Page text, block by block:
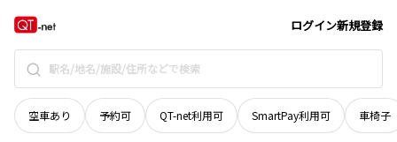
ログイン新規登録
空車あり 予約可 QT-net利用可 SmartPay利用可 車椅子
広島県